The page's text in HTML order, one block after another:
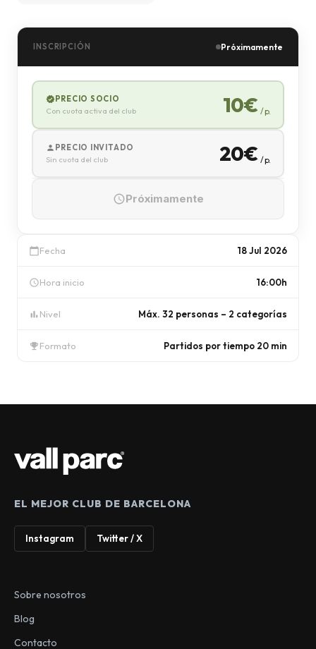
INSCRIPCIÓN Próximamente
verifiedPRECIO SOCIO
Con cuota activa del club
10€ / p.
person PRECIO INVITADO
Sin cuota del club
20€ / p.
schedulePróximamente
calendar_todayFecha 18 Jul 2026
scheduleHora inicio 16:00h
bar_chart Nivel Máx. 32 personas – 2 categorías
emoji_events Formato Partidos por tiempo 20 min
EL MEJOR CLUB DE BARCELONA
Instagram Twitter / X
Sobre nosotros
Blog
Contacto